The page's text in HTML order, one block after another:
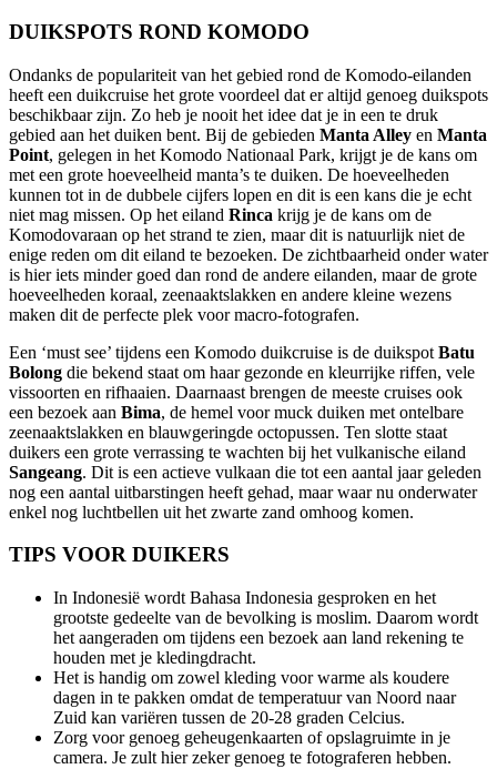
DUIKSPOTS ROND KOMODO
Ondanks de populariteit van het gebied rond de Komodo-eilanden
heeft een duikcruise het grote voordeel dat er altijd genoeg duikspots
beschikbaar zijn. Zo heb je nooit het idee dat je in een te druk
gebied aan het duiken bent. Bij de gebieden Manta Alley en Manta
Point, gelegen in het Komodo Nationaal Park, krijgt je de kans om
met een grote hoeveelheid manta’s te duiken. De hoeveelheden
kunnen tot in de dubbele cijfers lopen en dit is een kans die je echt
niet mag missen. Op het eiland Rinca krijg je de kans om de
Komodovaraan op het strand te zien, maar dit is natuurlijk niet de
enige reden om dit eiland te bezoeken. De zichtbaarheid onder water
is hier iets minder goed dan rond de andere eilanden, maar de grote
hoeveelheden koraal, zeenaaktslakken en andere kleine wezens
maken dit de perfecte plek voor macro-fotografen.
Een ‘must see’ tijdens een Komodo duikcruise is de duikspot Batu
Bolong die bekend staat om haar gezonde en kleurrijke riffen, vele
vissoorten en rifhaaien. Daarnaast brengen de meeste cruises ook
een bezoek aan Bima, de hemel voor muck duiken met ontelbare
zeenaaktslakken en blauwgeringde octopussen. Ten slotte staat
duikers een grote verrassing te wachten bij het vulkanische eiland
Sangeang. Dit is een actieve vulkaan die tot een aantal jaar geleden
nog een aantal uitbarstingen heeft gehad, maar waar nu onderwater
enkel nog luchtbellen uit het zwarte zand omhoog komen.
TIPS VOOR DUIKERS
In Indonesië wordt Bahasa Indonesia gesproken en het
grootste gedeelte van de bevolking is moslim. Daarom wordt
het aangeraden om tijdens een bezoek aan land rekening te
houden met je kledingdracht.
Het is handig om zowel kleding voor warme als koudere
dagen in te pakken omdat de temperatuur van Noord naar
Zuid kan variëren tussen de 20-28 graden Celcius.
Zorg voor genoeg geheugenkaarten of opslagruimte in je
camera. Je zult hier zeker genoeg te fotograferen hebben.